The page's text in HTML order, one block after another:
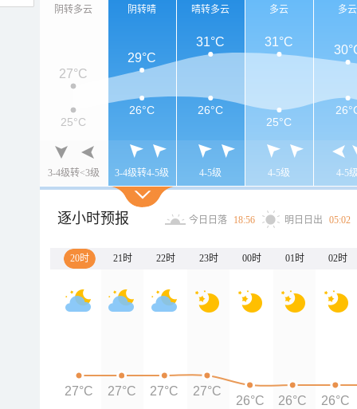
阴转多云
3-4级转<3级
阴转晴
3-4级转4-5级
晴转多云
4-5级
多云
4-5级
多云
4-5
27°C
29°C
31°C 31°C
25°C
26°C
26°C
25°C
逐小时预报 今日日落 18:56 明日日出 05:02
20时 21时 22时 23时 00时 01时 02时
27°C 27°C 27°C 27°C
26°C 26°C 26°C